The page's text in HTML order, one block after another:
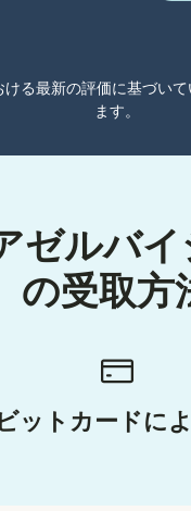
る最新の評価に基づい
ます。
ゼルバ
の受取方
ットカードに